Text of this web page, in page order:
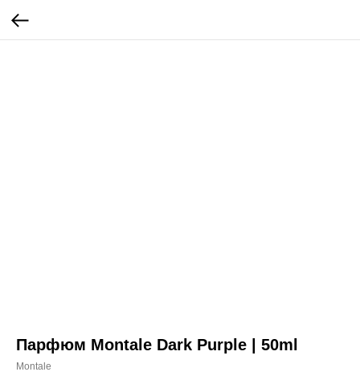
Парфюм Montale Dark Purple | 50ml
Montale